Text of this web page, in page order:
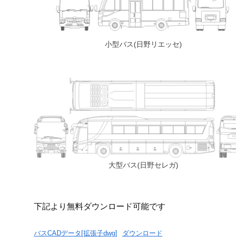
小型バス(日野リエッセ)
大型バス(日野セレガ)
下記より無料ダウンロード可能です
バスCADデータ[拡張子dwg] ダウンロード